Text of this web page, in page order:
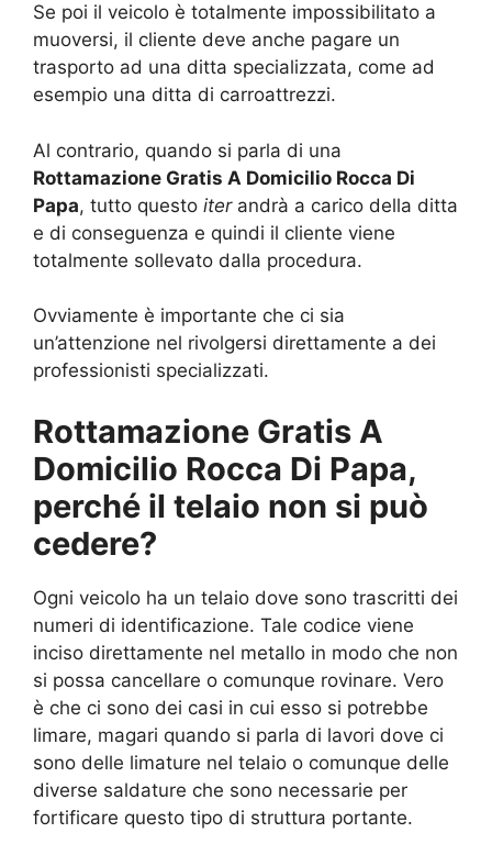
Se poi il veicolo è totalmente impossibilitato a
muoversi, il cliente deve anche pagare un
trasporto ad una ditta specializzata, come ad
esempio una ditta di carroattrezzi.
Al contrario, quando si parla di una
Rottamazione Gratis A Domicilio Rocca Di
Papa, tutto questo iterandrà a carico della ditta
e di conseguenza e quindi il cliente viene
totalmente sollevato dalla procedura.
Ovviamente è importante che ci sia
un’attenzione nel rivolgersi direttamente a dei
professionisti specializzati.
Rottamazione Gratis A
Domicilio Rocca Di Papa,
perché il telaio non si può
cedere?
Ogni veicolo ha un telaio dove sono trascritti dei
numeri di identificazione. Tale codice viene
inciso direttamente nel metallo in modo che non
si possa cancellare o comunque rovinare. Vero
è che ci sono dei casi in cui esso si potrebbe
limare, magari quando si parla di lavori dove ci
sono delle limature nel telaio o comunque delle
diverse saldature che sono necessarie per
fortificare questo tipo di struttura portante.